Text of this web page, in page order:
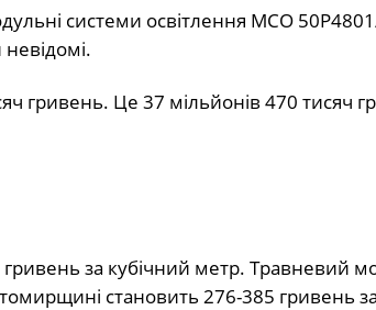
системи освітлення МСО
гривень. Це 37 мільйонів 470 тисяч
за кубічний метр. Травневий
становить 276-385 гривень